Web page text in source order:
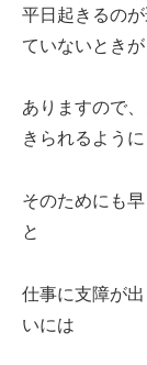
平日起きるの
ていないときが
ありますので
きられるように
そのためにも
と
仕事に支障が
いには